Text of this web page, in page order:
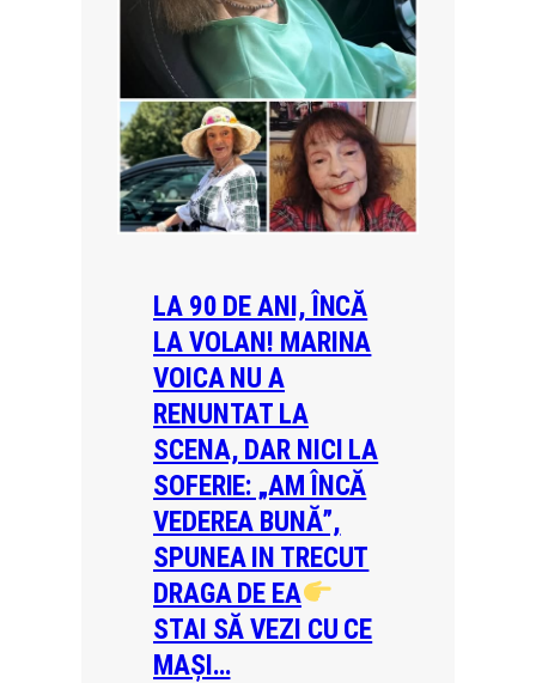
LA 90 DE ANI, ÎNCĂ
LA VOLAN! MARINA
VOICA NU A
RENUNTAT LA
SCENA, DAR NICI LA
SOFERIE: „AM ÎNCĂ
VEDEREA BUNĂ”,
SPUNEA IN TRECUT
DRAGA DE EA
STAI SĂ VEZI CU CE
MAȘI…